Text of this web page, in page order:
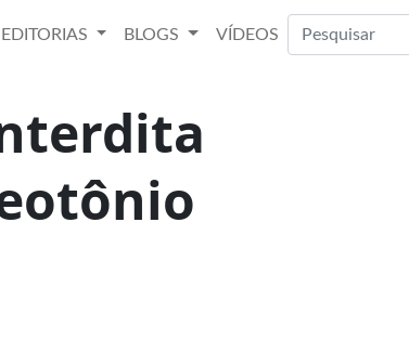
EDITORIAS BLOGS
VÍDEOS